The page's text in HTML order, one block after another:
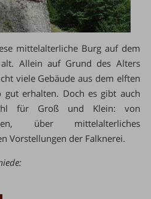
mittelalterliche Burg auf dem
Allein auf Grund des Alters
viele Gebäude aus dem elften
gut erhalten. Doch es gibt auch
für Groß und Klein: von
über mittelalterliches
Vorstellungen der Falknerei.